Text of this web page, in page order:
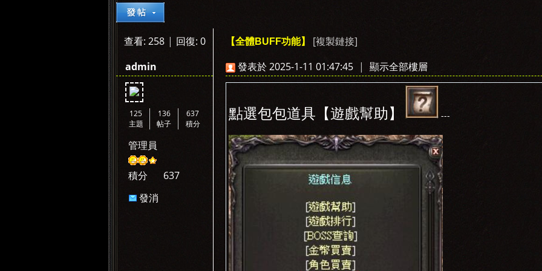
» › › ›
查看: 258 | 回復: 0 【全體BUFF功能】
[複製鏈接]
admin
125
主題
136
帖子
637
積分
管理員
積分
637
發消
發表於 2025-1-11 01:47:45 | 顯示全部樓層
點選包包道具【遊戲幫助】 ---